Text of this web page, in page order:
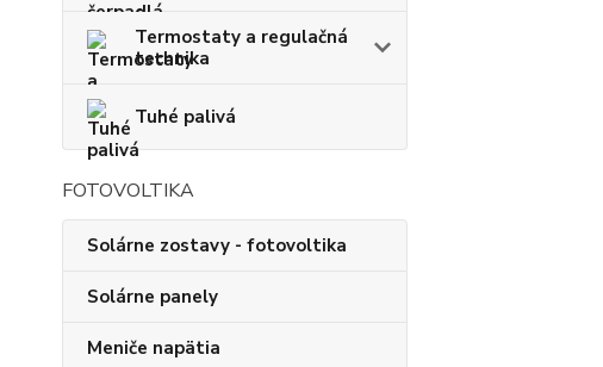
Termostaty a regulačná
technika
Tuhé palivá
FOTOVOLTIKA
Solárne zostavy - fotovoltika
Solárne panely
Meniče napätia